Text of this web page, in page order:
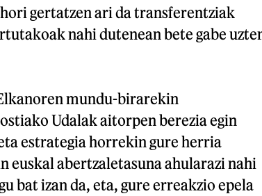
gertatzen ari da transferentziak
nahi dutenean bete gabe
mundu-birarekin
Udalak aitorpen berezia egin
estrategia horrekin gure herria
euskal abertzaletasuna ahularazi nahi
bat izan da, eta, gure erreakzio epela